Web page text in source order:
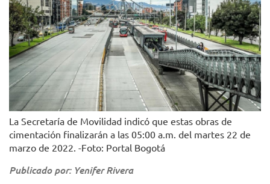
La Secretaría de Movilidad indicó que estas obras de
cimentación finalizarán a las 05:00 a.m. del martes 22 de
marzo de 2022. -Foto: Portal Bogotá
Publicado por: Yenifer Rivera